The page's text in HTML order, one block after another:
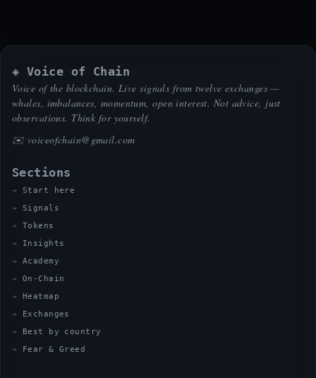
◈ Voice of Chain
Voice of the blockchain. Live signals from twelve exchanges —
whales, imbalances, momentum, open interest. Not advice, just
observations. Think for yourself.
✉️ voiceofchain@gmail.com
Sections
Start here
Signals
Tokens
Insights
Academy
On-Chain
Heatmap
Exchanges
Best by country
Fear & Greed